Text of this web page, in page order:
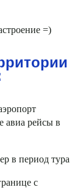
=)
авиа рейсы в
в период тура
с